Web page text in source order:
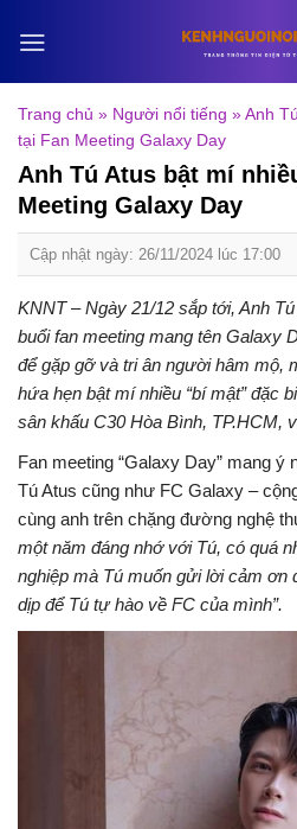
Trang chủ » Người nổi tiếng »Anh
tại Fan Meeting Galaxy Day
Anh Tú Atus bật mí
Meeting Galaxy Day
Cập nhật ngày: 26/11/2024 lúc 17:00
KNNT – Ngày 21/12 sắp tới, Anh
buổi fan meeting mang tên Galaxy
để gặp gỡ và tri ân người hâm mộ,
hứa hẹn bật mí nhiều “bí mật” đặc
sân khấu C30 Hòa Bình, TP.HCM,
Fan meeting “Galaxy Day” mang ý
Tú Atus cũng như FC Galaxy –
cùng anh trên chặng đường nghệ
một năm đáng nhớ với Tú, có quá
nghiệp mà Tú muốn gửi lời cảm ơn
dịp để Tú tự hào về FC của mình”.